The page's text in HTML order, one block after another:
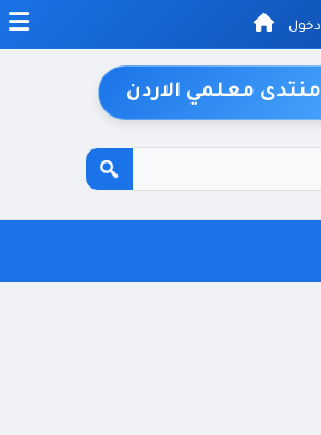
دخول
منتدى معلمي الاردن